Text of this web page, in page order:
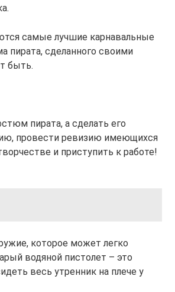
самые лучшие карнавальные
сделанного своими
быть.
пирата, а сделать его
провести ревизию имеющихся
и приступить к работе!
которое может легко
водяной пистолет – это
весь утренник на плече у